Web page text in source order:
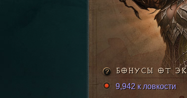
БОНУСЫ ОТ
9,942 к ловкости